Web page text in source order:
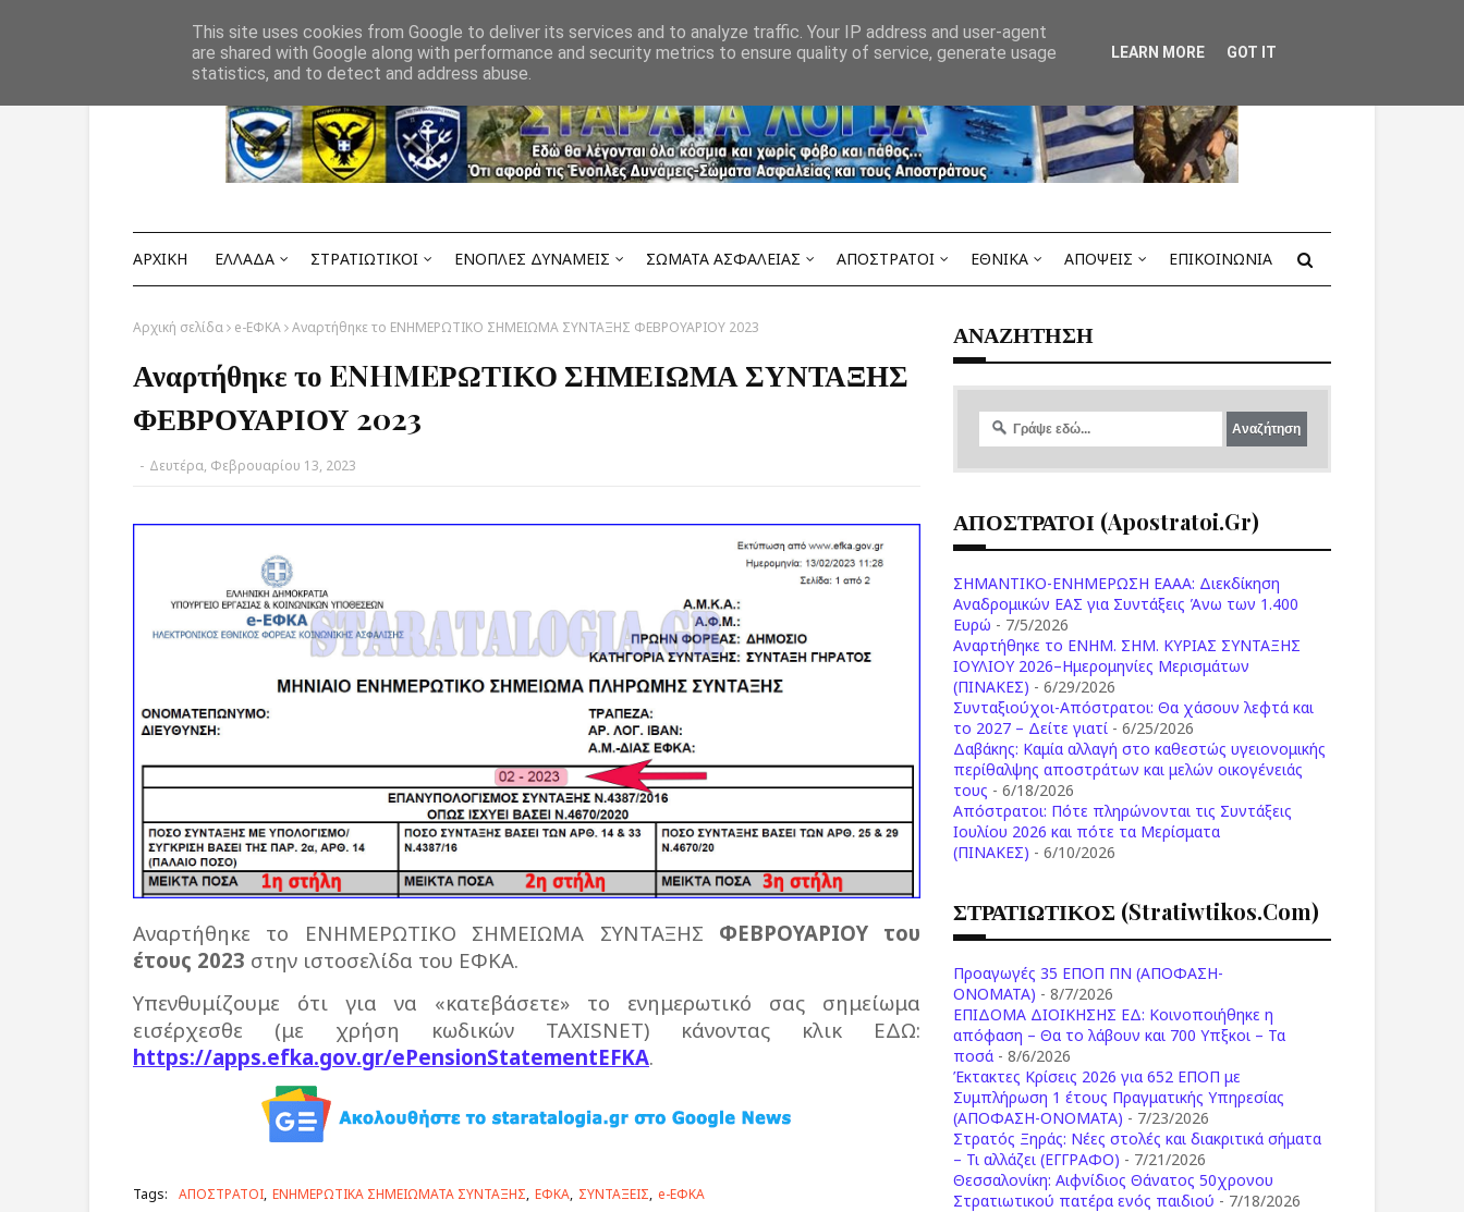
ΑΡΧΙΚΗ ΕΛΛΑΔΑ ΣΤΡΑΤΙΩΤΙΚΟΙ ΕΝΟΠΛΕΣ ΔΥΝΑΜΕΙΣ ΣΩΜΑΤΑ ΑΣΦΑΛΕΙΑΣ ΑΠΟΣΤΡΑΤΟΙ ΕΘΝΙΚΑ ΑΠΟΨΕΙΣ ΕΠΙΚΟΙΝΩΝΙΑ
Αρχική σελίδα e-ΕΦΚΑ Αναρτήθηκε το ENHMEΡΩΤΙΚΟ ΣΗΜΕΙΩΜΑ ΣΥΝΤΑΞΗΣ ΦΕΒΡΟΥΑΡΙΟΥ 2023
Αναρτήθηκε το ENHMEΡΩΤΙΚΟ ΣΗΜΕΙΩΜΑ ΣΥΝΤΑΞΗΣ
ΦΕΒΡΟΥΑΡΙΟΥ 2023
- Δευτέρα, Φεβρουαρίου 13, 2023
Αναρτήθηκε το ΕΝΗΜΕΡΩΤΙΚΟ ΣΗΜΕΙΩΜΑ ΣΥΝΤΑΞΗΣ ΦΕΒΡΟΥΑΡΙΟΥ του
έτους 2023 στην ιστοσελίδα του ΕΦΚΑ.
Υπενθυμίζουμε ότι για να «κατεβάσετε» το ενημερωτικό σας σημείωμα
εισέρχεσθε (με χρήση κωδικών TAXISNET) κάνοντας κλικ ΕΔΩ:
https://apps.efka.gov.gr/ePensionStatementEFKA.
Tags: ΑΠΟΣΤΡΑΤΟΙ ΕΝΗΜΕΡΩΤΙΚΑ ΣΗΜΕΙΩΜΑΤΑ ΣΥΝΤΑΞΗΣ ΕΦΚΑ ΣΥΝΤΑΞΕΙΣ e-ΕΦΚΑ
ΑΝΑΖΗΤΗΣΗ
ΑΠΟΣΤΡΑΤΟΙ (apostratoi.gr)
ΣΗΜΑΝΤΙΚΟ-ΕΝΗΜΕΡΩΣΗ ΕΑΑΑ: Διεκδίκηση
Αναδρομικών ΕΑΣ για Συντάξεις Άνω των 1.400
Ευρώ - 7/5/2026
Aναρτήθηκε το ENHM. ΣΗΜ. ΚΥΡΙΑΣ ΣΥΝΤΑΞΗΣ
ΙΟΥΛΙΟΥ 2026–Ημερομηνίες Μερισμάτων
(ΠΙΝΑΚΕΣ) - 6/29/2026
Συνταξιούχοι-Απόστρατοι: Θα χάσουν λεφτά και
το 2027 – Δείτε γιατί - 6/25/2026
Δαβάκης: Καμία αλλαγή στο καθεστώς υγειονομικής
περίθαλψης αποστράτων και μελών οικογένειάς
τους - 6/18/2026
Aπόστρατοι: Πότε πληρώνονται τις Συντάξεις
Ιουλίου 2026 και πότε τα Μερίσματα
(ΠΙΝΑΚΕΣ) - 6/10/2026
ΣΤΡΑΤΙΩΤΙΚΟΣ (stratiwtikos.com)
Προαγωγές 35 ΕΠΟΠ ΠΝ (ΑΠΟΦΑΣΗ-
ΟΝΟΜΑΤΑ) - 8/7/2026
ΕΠΙΔΟΜΑ ΔΙΟΙΚΗΣΗΣ ΕΔ: Κοινοποιήθηκε η
απόφαση – Θα το λάβουν και 700 Υπξκοι – Τα
ποσά - 8/6/2026
Έκτακτες Κρίσεις 2026 για 652 ΕΠΟΠ με
Συμπλήρωση 1 έτους Πραγματικής Υπηρεσίας
(ΑΠΟΦΑΣΗ-ONOMATA) - 7/23/2026
Στρατός Ξηράς: Νέες στολές και διακριτικά σήματα
– Τι αλλάζει (ΕΓΓΡΑΦΟ) - 7/21/2026
Θεσσαλονίκη: Αιφνίδιος Θάνατος 50χρονου
Στρατιωτικού πατέρα ενός παιδιού - 7/18/2026
This site uses cookies from Google to deliver its services and to analyze traffic. Your IP address and user-agent
are shared with Google along with performance and security metrics to ensure quality of service, generate usage
statistics, and to detect and address abuse.
LEARN MORE GOT IT